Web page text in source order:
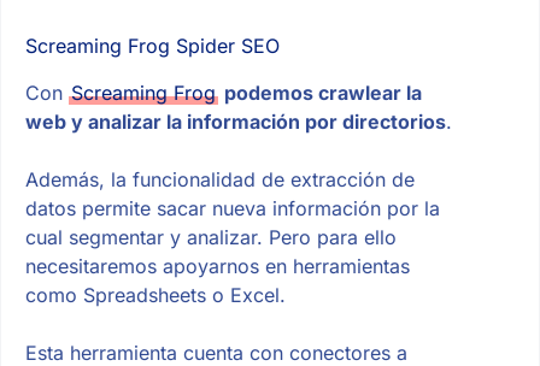
Screaming Frog Spider SEO
Con Screaming Frog podemos crawlear la
web y analizar la información por directorios.
Además, la funcionalidad de extracción de
datos permite sacar nueva información por la
cual segmentar y analizar. Pero para ello
necesitaremos apoyarnos en herramientas
como Spreadsheets o Excel.
Esta herramienta cuenta con conectores a